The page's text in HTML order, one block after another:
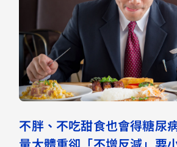
不胖、不吃甜食也會得糖尿